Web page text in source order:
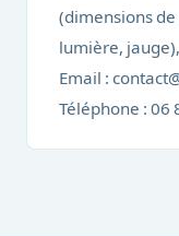
(dimensions
lumière,
Email :
Téléphone : 06